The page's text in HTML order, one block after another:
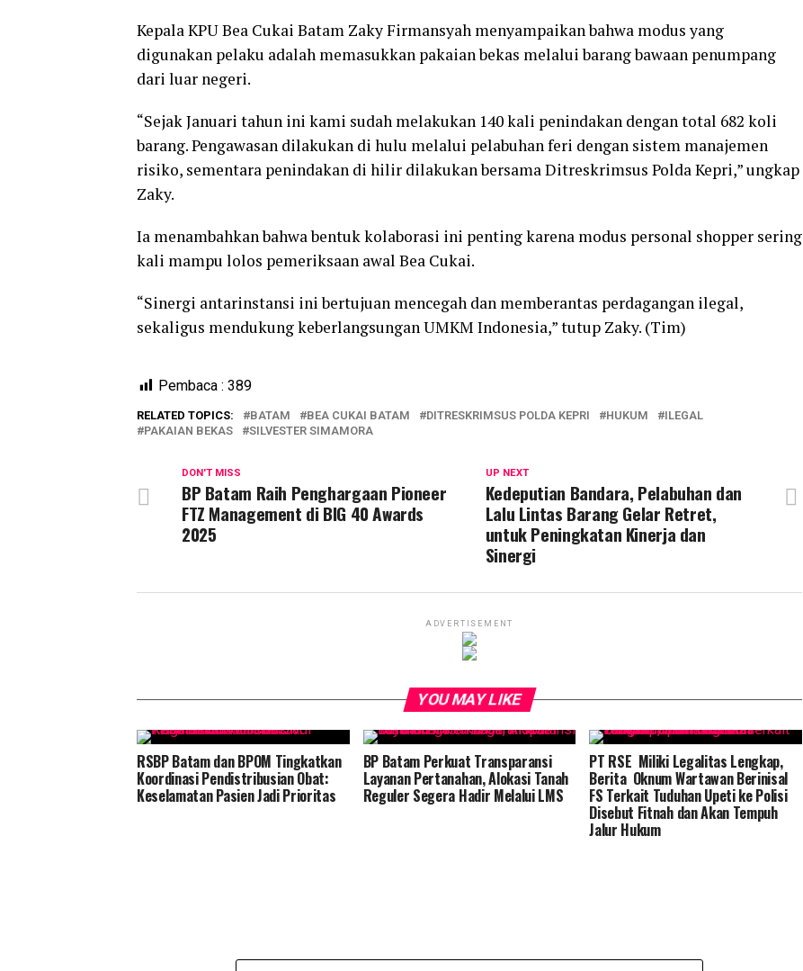
Kepala KPU Bea Cukai Batam Zaky Firmansyah menyampaikan bahwa modus yang
digunakan pelaku adalah memasukkan pakaian bekas melalui barang bawaan penumpang
dari luar negeri.
“Sejak Januari tahun ini kami sudah melakukan 140 kali penindakan dengan total 682 koli
barang. Pengawasan dilakukan di hulu melalui pelabuhan feri dengan sistem manajemen
risiko, sementara penindakan di hilir dilakukan bersama Ditreskrimsus Polda Kepri,” ungkap
Zaky.
Ia menambahkan bahwa bentuk kolaborasi ini penting karena modus personal shopper sering
kali mampu lolos pemeriksaan awal Bea Cukai.
“Sinergi antarinstansi ini bertujuan mencegah dan memberantas perdagangan ilegal,
sekaligus mendukung keberlangsungan UMKM Indonesia,” tutup Zaky. (Tim)
Pembaca : 389
RELATED TOPICS: BATAM BEA CUKAI BATAM DITRESKRIMSUS POLDA KEPRI HUKUM
ILEGAL
PAKAIAN BEKAS
SILVESTER SIMAMORA
UP NEXT
Kedeputian Bandara, Pelabuhan dan
Lalu Lintas Barang Gelar Retret,
untuk Peningkatan Kinerja dan
Sinergi
DON'T MISS
BP Batam Raih Penghargaan Pioneer
FTZ Management di BIG 40 Awards
2025
ADVERTISEMENT
YOU MAY LIKE
RSBP Batam dan BPOM Tingkatkan
Koordinasi Pendistribusian Obat:
Keselamatan Pasien Jadi Prioritas
BP Batam Perkuat Transparansi
Layanan Pertanahan, Alokasi Tanah
Reguler Segera Hadir Melalui LMS
PT RSE Miliki Legalitas Lengkap,
Berita Oknum Wartawan Berinisal
FS Terkait Tuduhan Upeti ke Polisi
Disebut Fitnah dan Akan Tempuh
Jalur Hukum